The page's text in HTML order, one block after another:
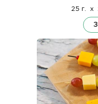
25 г. x